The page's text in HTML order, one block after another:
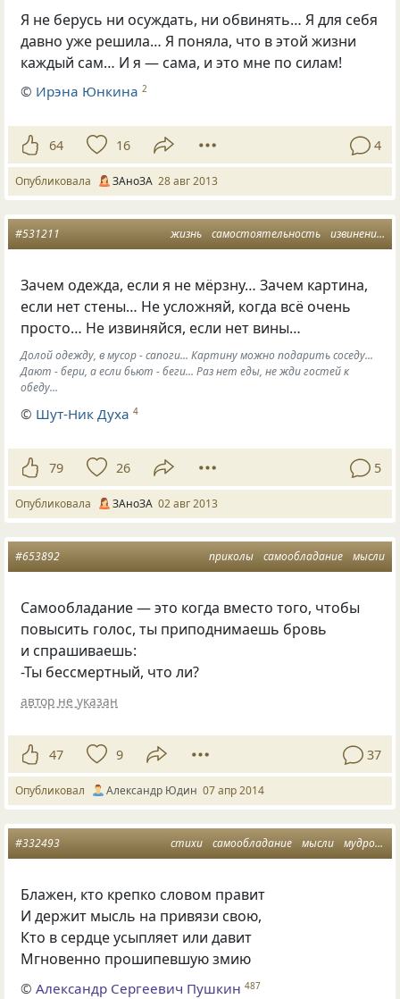
Я не берусь ни осуждать, ни обвинять… Я для себя
давно уже решила… Я поняла, что в этой жизни
каждый сам… И я — сама, и это мне по силам!
© Ирэна Юнкина 2
64 16 4
Опубликовала ЗАноЗА 28 авг 2013
жизнь самостоятельность извинения
#531211
Зачем одежда, если я не мёрзну… Зачем картина,
если нет стены… Не усложняй, когда всё очень
просто… Не извиняйся, если нет вины…
Долой одежду, в мусор - сапоги... Картину можно подарить соседу...
Дают - бери, а если бьют - беги... Раз нет еды, не жди гостей к
обеду...
© Шут-Ник Духа 4
79 26 5
Опубликовала ЗАноЗА 02 авг 2013
приколы самообладание мысли
#653892
Самообладание — это когда вместо того, чтобы
повысить голос, ты приподнимаешь бровь
и спрашиваешь:
-Ты бессмертный, что ли?
автор не указан
47 9 37
Опубликовал Александр Юдин 07 апр 2014
стихи самообладание мысли мудрость
#332493
Блажен, кто крепко словом правит
И держит мысль на привязи свою,
Кто в сердце усыпляет или давит
Мгновенно прошипевшую змию
©Александр Сергеевич Пушкин 487